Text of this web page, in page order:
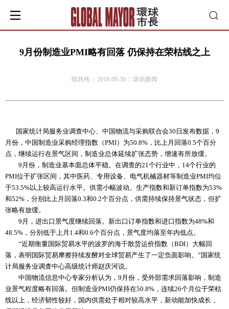
9月份制造业PMI略有回落 仍保持在荣枯线之上
陈炜伟 | 2018-09-30 | 滚动新闻
国家统计局服务业调查中心、中国物流与采购联合会30日发布数据，9
月份，中国制造业采购经理指数（PMI）为50.8%，比上月回落0.5个百分
点，继续运行在景气区间，制造业总体延续扩张态势，增速有所放缓。
9月份，制造业基本面总体平稳。在调查的21个行业中，14个行业的
PMI位于扩张区间，其中医药、专用设备、电气机械器材等制造业PMI均位
于53.5%以上较高运行水平。供需小幅波动。生产指数和新订单指数为53%
和52%，分别比上月回落0.3和0.2个百分点，供需持续保持景气状态，但扩
张略有放缓。
9月，进出口景气度继续回落。新出口订单指数和进口指数为48%和
48.5%，分别低于上月1.4和0.6个百分点，景气度均落至年内低点。
“近期衡量国际贸易水平的波罗的海干散货运价指数（BDI）大幅回
落，表明国际贸易摩擦持续发酵对全球贸易产生了一定负面影响。”国家统
计局服务业调查中心高级统计师赵庆河说。
中国物流信息中心专家分析认为，9月份，受外部需求回落影响，制造
业景气程度略有回落。但制造业PMI仍保持在50.8%，连续26个月位于荣枯
线以上，经济韧性较好，国内供需处于相对较高水平，新动能加快成长，